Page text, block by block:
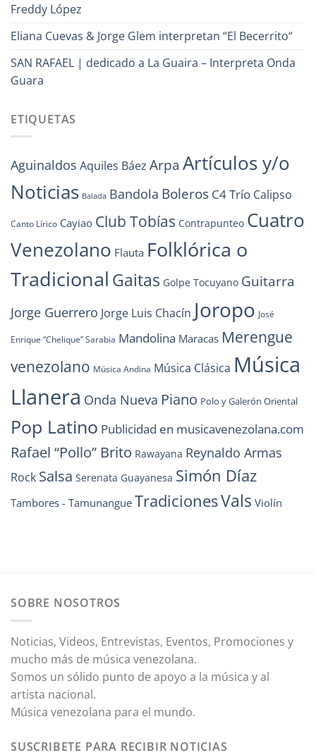
Freddy López
Eliana Cuevas & Jorge Glem interpretan “El Becerrito“
SAN RAFAEL | dedicado a La Guaira – Interpreta Onda
Guara
ETIQUETAS
Aguinaldos Aquiles Báez Arpa Artículos y/o
Noticias Balada Bandola Boleros C4 Trío Calipso
Canto Lírico Cayiao Club Tobías Contrapunteo Cuatro
Venezolano Flauta Folklórica o
Tradicional Gaitas Golpe Tocuyano Guitarra
Jorge Guerrero Jorge Luis Chacín Joropo José
Enrique “Chelique” Sarabia Mandolina Maracas Merengue
venezolano Música Andina Música Clásica Música
Llanera Onda Nueva Piano Polo y Galerón Oriental
Pop Latino Publicidad en musicavenezolana.com
Rafael “Pollo” Brito Rawayana Reynaldo Armas
Rock Salsa Serenata Guayanesa Simón Díaz
Tambores - Tamunangue TradicionesVals Violín
SOBRE NOSOTROS
Noticias, Videos, Entrevistas, Eventos, Promociones y
mucho más de música venezolana.
Somos un sólido punto de apoyo a la música y al
artista nacional.
Música venezolana para el mundo.
SUSCRIBETE PARA RECIBIR NOTICIAS